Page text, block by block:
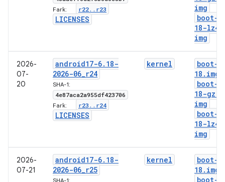
Fark: r22. . r23
LICENSES
img
boot-6
18-lz4
img
2026-
07-
20
android17-6. 18-
2026-06_r24
SHA-1:
4e87aca2a955df423706
Fark: r23 . . r24
LICENSES
kernel boot-6
18 . img
boot-6
18-gz
img
boot-6
18-lz4
img
2026-
07-21
android17-6. 18-
2026-06_r25
SHA-1:
kernel boot-6
18 . img
boot-6